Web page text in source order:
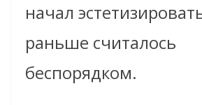
начал
раньше считалось
беспорядком.